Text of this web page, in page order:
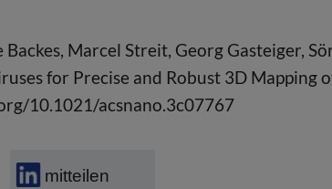
Marcel Streit, Georg Gasteiger,
for Precise and Robust 3D Mapping
10.1021/acsnano.3c07767
mitteilen